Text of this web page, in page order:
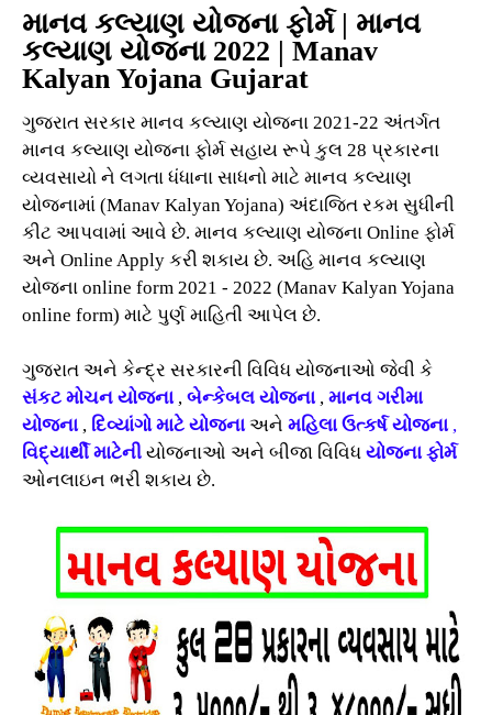
માનવ કલ્યાણ યોજના ફોર્મ | માનવ
કલ્યાણ યોજના 2022 | Manav
Kalyan Yojana Gujarat
ગુજરાત સરકાર માનવ કલ્યાણ યોજના 2021-22 અંતર્ગત
માનવ કલ્યાણ યોજના ફોર્મ સહાય રૂપે કુલ 28 પ્રકારના
વ્યવસાયો ને લગતા ધંધાના સાધનો માટે માનવ કલ્યાણ
યોજનામાં (Manav Kalyan Yojana) અંદાજિત રકમ સુધીની
કીટ આપવામાં આવે છે. માનવ કલ્યાણ યોજના Online ફોર્મ
અને Online Apply કરી શકાય છે. અહિ માનવ કલ્યાણ
યોજના online form 2021 - 2022 (Manav Kalyan Yojana
online form) માટે પુર્ણ માહિતી આપેલ છે.
ગુજરાત અને કેન્દ્ર સરકારની વિવિધ યોજનાઓ જેવી કે
સંકટ મોચન યોજના, બેન્કેબલ યોજના, માનવ ગરીમા
યોજના, દિવ્યાંગો માટે યોજનાઅને મહિલા ઉત્કર્ષ યોજના,
વિદ્યાર્થી માટેની યોજનાઓ અને બીજા વિવિધ યોજના ફોર્મ
ઓનલાઇન ભરી શકાય છે.